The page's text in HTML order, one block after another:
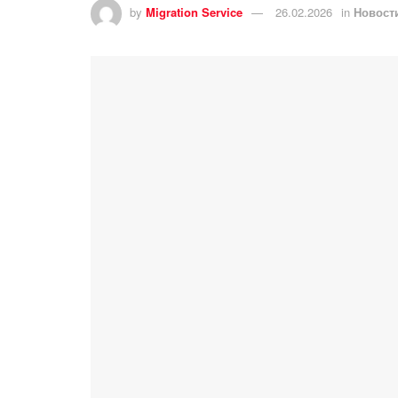
by Migration Service 26.02.2026 in